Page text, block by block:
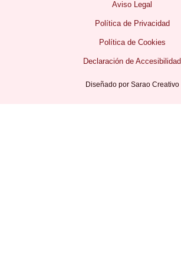
Diseñado por Sarao Creativo
Aviso Legal
Política de Privacidad
Política de Cookies
Declaración de Accesibilidad